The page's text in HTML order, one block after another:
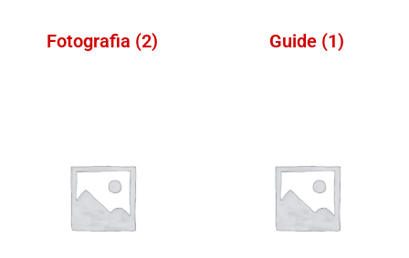
Fotografia (2) Guide (1)